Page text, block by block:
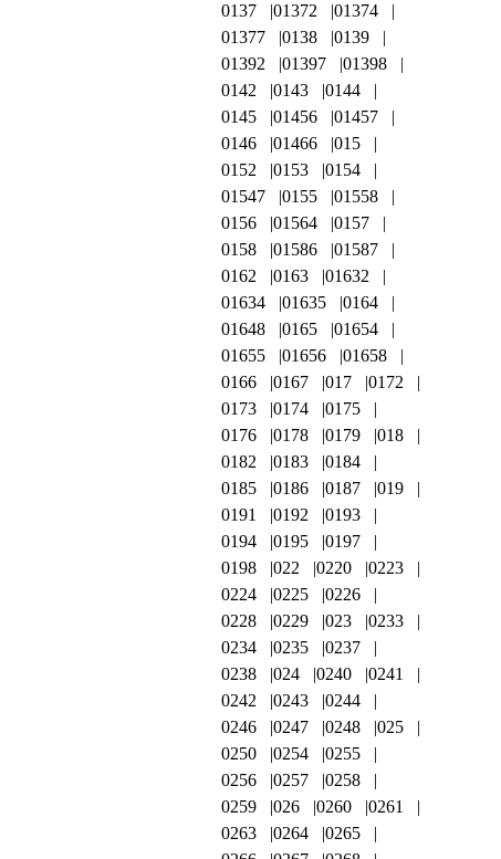
0137
01372
01374
01377
0138
0139
01392
01397
01398
0142
0143
0144
0145
01456
01457
0146
01466
015
0152
0153
0154
01547
0155
01558
0156
01564
0157
0158
01586
01587
0162
0163
01632
01634
01635
0164
01648
0165
01654
01655
01656
01658
0166
0167 017
0172
0173
0174
0175
0176
0178 0179
018
0182
0183
0184
0185
0186 0187
019
0191
0192
0193
0194
0195
0197
0198
022 0220
0223
0224
0225
0226
0228
0229 023
0233
0234
0235
0237
0238
024 0240
0241
0242
0243
0244
0246
0247 0248
025
0250
0254
0255
0256
0257
0258
0259
026 0260
0261
0263
0264
0265